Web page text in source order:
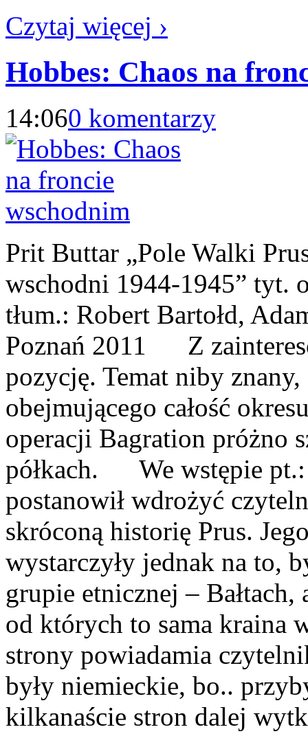
Czytaj więcej ›
Hobbes: Chaos na
14:060 komentarzy
Prit Buttar „Pole Walki
wschodni 1944-1945” tyt.
tłum.: Robert Bartołd,
Poznań 2011 Z
pozycję. Temat niby
obejmującego całość
operacji Bagration próżno
półkach. We wstępie pt.:
postanowił wdrożyć
skróconą historię Prus.
wystarczyły jednak na to,
grupie etnicznej –
od których to sama kraina
strony powiadamia
były niemieckie, bo..
kilkanaście stron dalej